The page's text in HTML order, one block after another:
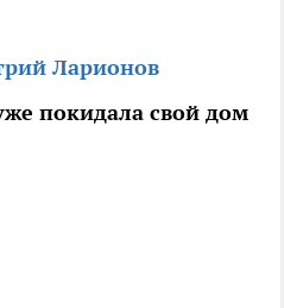
Ларионов
покидала свой дом